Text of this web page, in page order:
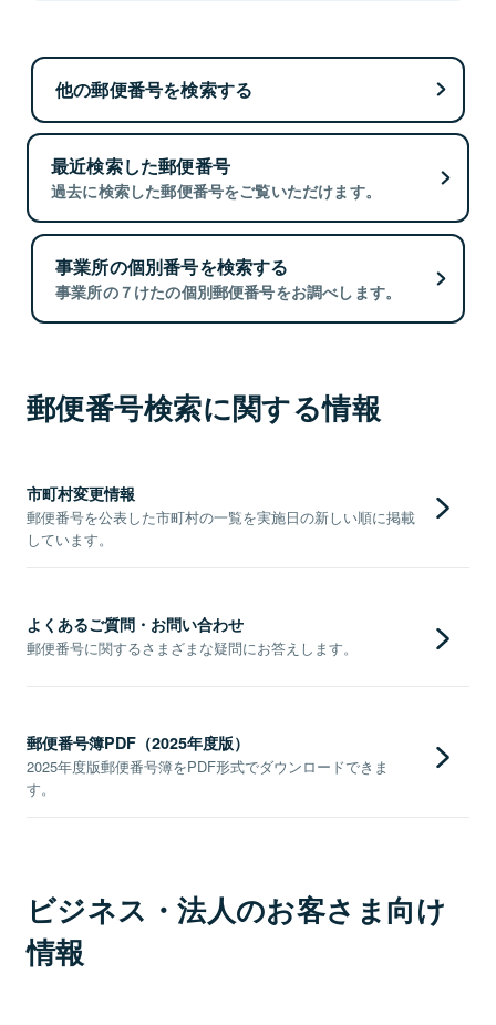
他の郵便番号を検索する
最近検索した郵便番号
過去に検索した郵便番号をご覧いただけます。
事業所の個別番号を検索する
事業所の７けたの個別郵便番号をお調べします。
郵便番号検索に関する情報
市町村変更情報
郵便番号を公表した市町村の一覧を実施日の新しい順に掲載
しています。
よくあるご質問・お問い合わせ
郵便番号に関するさまざまな疑問にお答えします。
郵便番号簿PDF（2025年度版）
2025年度版郵便番号簿をPDF形式でダウンロードできま
す。
ビジネス・法人のお客さま向け
情報